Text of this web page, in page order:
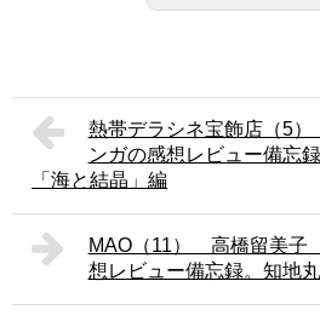
熱帯デラシネ宝飾店（5
ンガの感想レビュー備忘
「海と結晶」編
MAO（11） 高橋留美子
想レビュー備忘録。知地